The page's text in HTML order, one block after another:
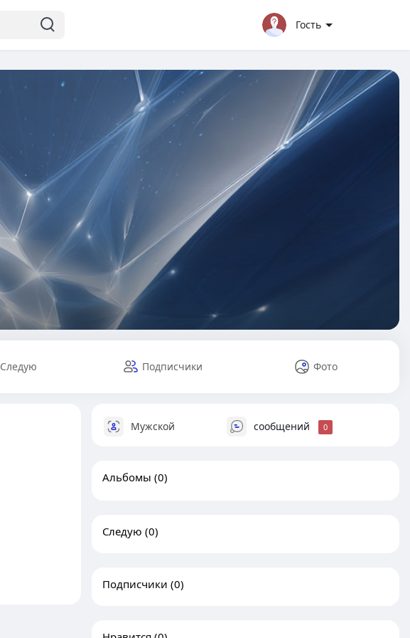
Гость
Следую Подписчики Фото
Мужской сообщений 0
Альбомы (0)
Следую (0)
Подписчики (0)